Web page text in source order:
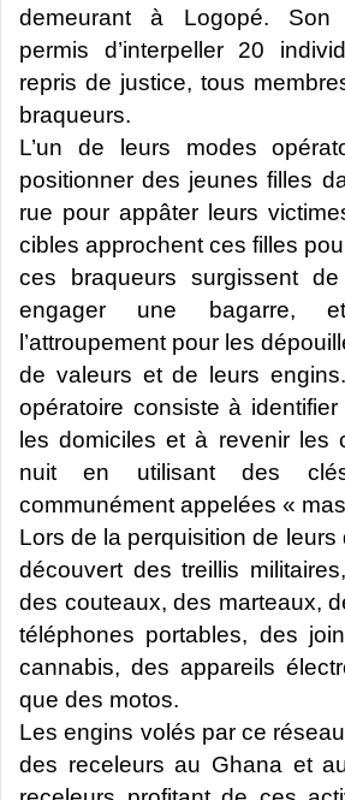
demeurant à Logopé. Son
permis d’interpeller 20
repris de justice, tous
braqueurs.
L’un de leurs modes
positionner des jeunes filles
rue pour appâter leurs
cibles approchent ces filles
ces braqueurs surgissent de
engager une bagarre,
l’attroupement pour les
de valeurs et de leurs
opératoire consiste à
les domiciles et à revenir les
nuit en utilisant des clés
communément appelées «
Lors de la perquisition de leurs
découvert des treillis
des couteaux, des marteaux,
téléphones portables, des
cannabis, des appareils
que des motos.
Les engins volés par ce
des receleurs au Ghana et